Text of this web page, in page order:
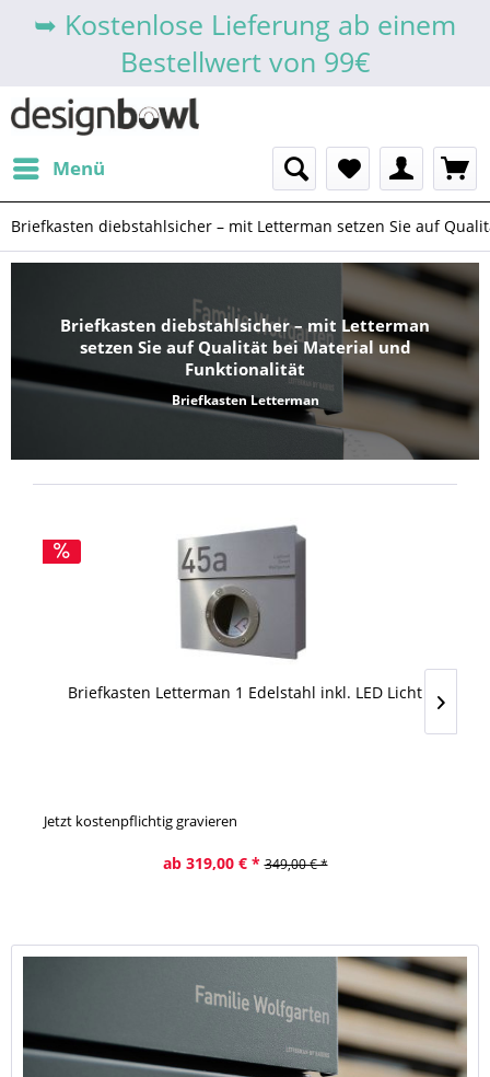
➥ Kostenlose Lieferung ab einem
Bestellwert von 99€
Menü
Briefkasten diebstahlsicher – mit Letterman setzen Sie auf
Briefkasten diebstahlsicher – mit Letterman
setzen Sie auf Qualität bei Material und
Funktionalität
Briefkasten Letterman
Briefkasten Letterman 1 Edelstahl inkl. LED Licht
Jetzt kostenpflichtig gravieren
ab 319,00 € * 349,00 € *